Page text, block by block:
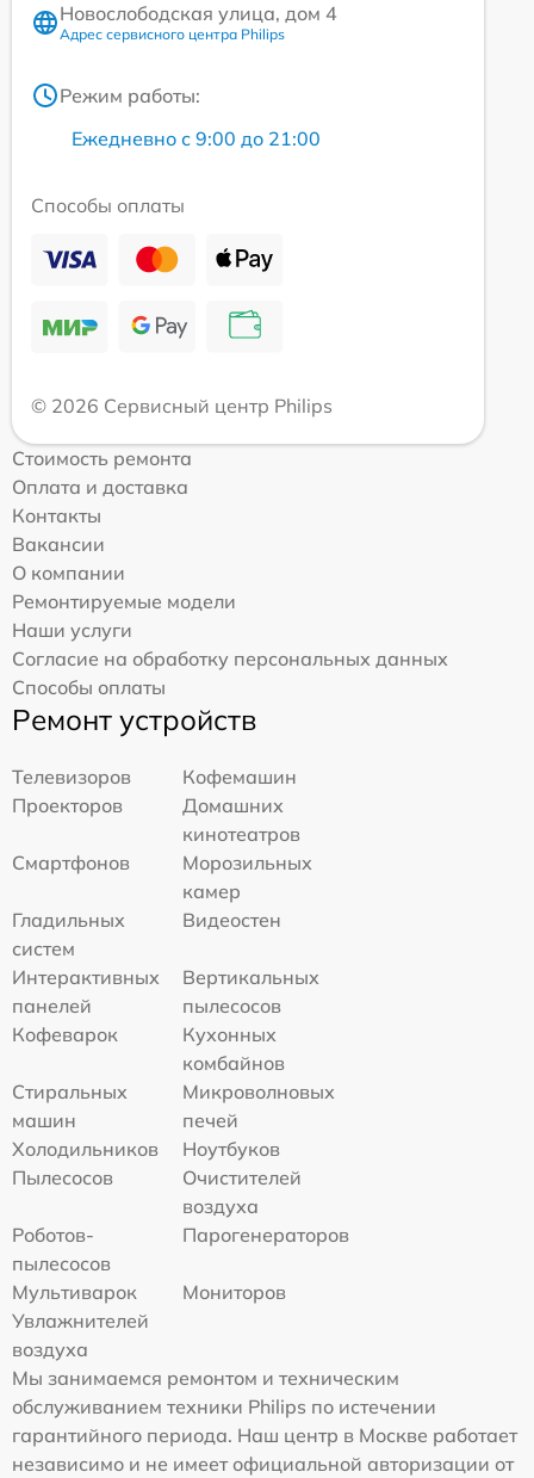
Новослободская улица, дом 4
Адрес сервисного центра Philips
Режим работы:
Ежедневно с 9:00 до 21:00
Способы оплаты
© 2026 Сервисный центр Philips
Стоимость ремонта
Оплата и доставка
Контакты
Вакансии
О компании
Ремонтируемые модели
Наши услуги
Согласие на обработку персональных данных
Способы оплаты
Ремонт устройств
Телевизоров
Кофемашин
Проекторов
Домашних
кинотеатров
Смартфонов
Морозильных
камер
Гладильных
систем
Видеостен
Интерактивных
панелей
Вертикальных
пылесосов
Кофеварок
Кухонных
комбайнов
Стиральных
машин
Микроволновых
печей
Холодильников
Ноутбуков
Пылесосов
Очистителей
воздуха
Роботов-
пылесосов
Парогенераторов
Мультиварок
Мониторов
Увлажнителей
воздуха
Мы занимаемся ремонтом и техническим
обслуживанием техники Philips по истечении
гарантийного периода. Наш центр в Москве работает
независимо и не имеет официальной авторизации от